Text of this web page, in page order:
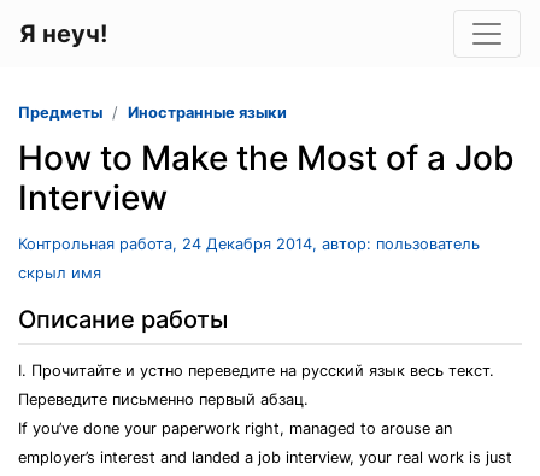
Я неуч!
Предметы Иностранные языки
How to Make the Most of a Job
Interview
Контрольная работа, 24 Декабря 2014, автор: пользователь
скрыл имя
Описание работы
I. Прочитайте и устно переведите на русский язык весь текст.
Переведите письменно первый абзац.
If you’ve done your paperwork right, managed to arouse an
employer’s interest and landed a job interview, your real work is just